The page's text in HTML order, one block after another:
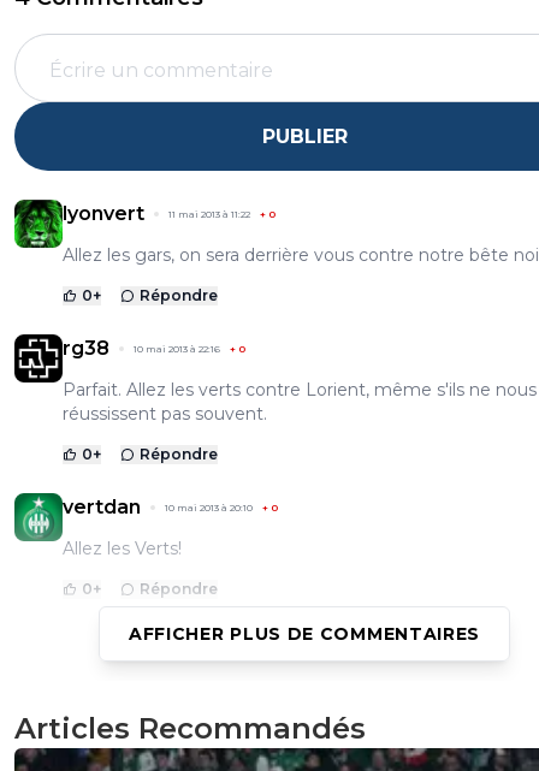
PUBLIER
lyonvert 11 mai 2013 à 11:22 + 0
Allez les gars, on sera derrière vous contre notre bête
0+ Répondre
rg38 10 mai 2013 à 22:16 + 0
Parfait. Allez les verts contre Lorient, même s'ils ne nous
réussissent pas souvent.
0+ Répondre
vertdan 10 mai 2013 à 20:10 + 0
Allez les Verts!
0+ Répondre
Allez les verts tes supporters son la!!!!!!!!!!!!!!!!!!!!!
0+ Répondre
AFFICHER PLUS DE COMMENTAIRES
Articles Recommandés